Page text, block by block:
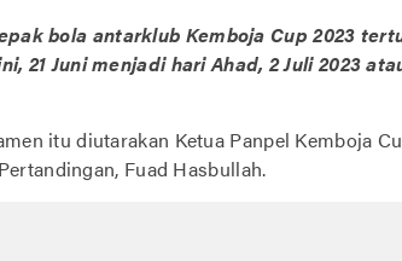
bola antarklub Kemboja Cup 2023
21 Juni menjadi hari Ahad, 2 Juli 2023
itu diutarakan Ketua Panpel Kemboja
Fuad Hasbullah.